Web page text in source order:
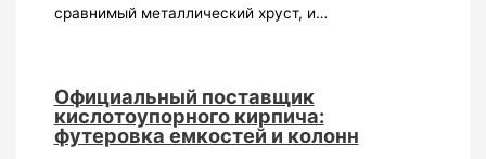
сравнимый металлический хруст, и…
Официальный поставщик
кислотоупорного кирпича:
футеровка емкостей и колонн